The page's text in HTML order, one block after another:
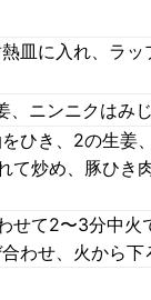
皿に入れ、ラ
ニンニクはみ
ひき、2の生姜
て炒め、豚ひき
せて2〜3分中火
わせ、火から下